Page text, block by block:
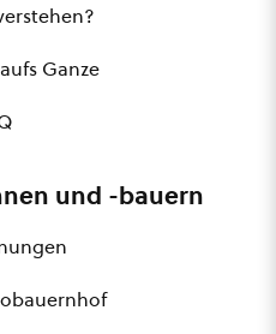
Ganze
und -bauern